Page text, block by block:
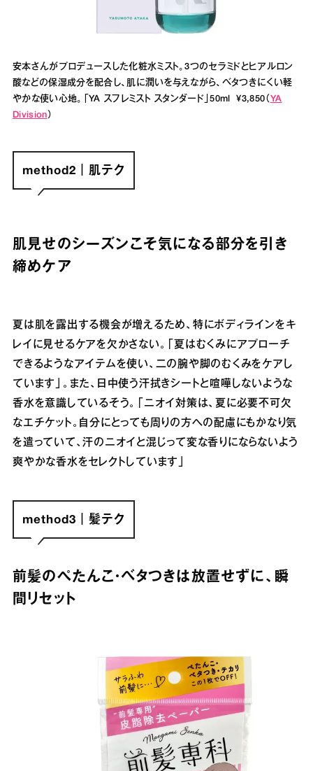
安本さんがプロデュースした化粧水ミスト。3つのセラミドとヒアルロン
酸などの保湿成分を配合し、肌に潤いを与えながら、ベタつきにくい軽
やかな使い心地。「YA スフレミスト スタンダード」50ml ¥3,850（ YA
Division）
method2｜肌テク
肌見せのシーズンこそ気になる部分を引き
締めケア
夏は肌を露出する機会が増えるため、特にボディラインをキ
レイに見せるケアを欠かさない。「夏はむくみにアプローチ
できるようなアイテムを使い、二の腕や脚のむくみをケアし
ています」。また、日中使う汗拭きシートと喧嘩しないような
香水を意識しているそう。「ニオイ対策は、夏に必要不可欠
なエチケット。自分にとっても周りの方への配慮にもかなり気
を遣っていて、汗のニオイと混じって変な香りにならないよう
爽やかな香水をセレクトしています」
method3｜髪テク
前髪のぺたんこ・ベタつきは放置せずに、瞬
間リセット